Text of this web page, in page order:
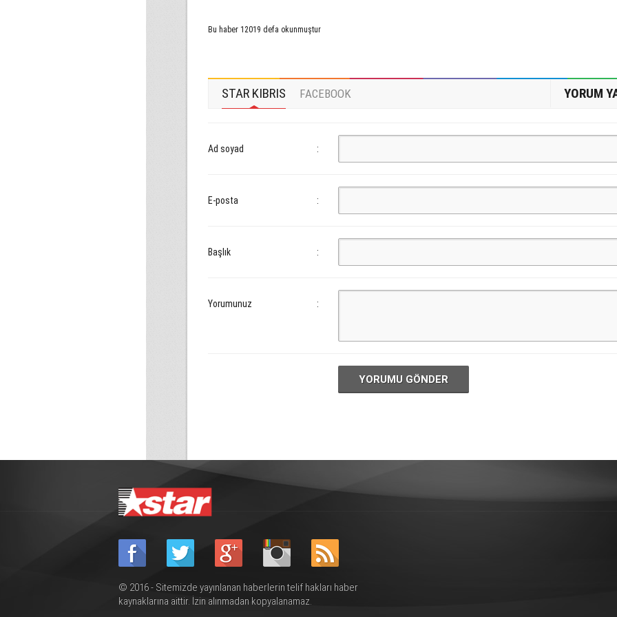
Bu haber 12019 defa okunmuştur
STAR KIBRIS FACEBOOK YORUM
Ad soyad :
E-posta :
Başlık :
Yorumunuz :
YORUMU GÖNDER
© 2016 - Sitemizde yayınlanan haberlerin telif hakları haber
kaynaklarına aittir. İzin alınmadan kopyalanamaz.